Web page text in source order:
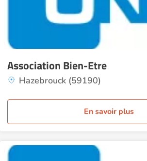
Association Bien-Etre
Hazebrouck (59190)
En savoir plus